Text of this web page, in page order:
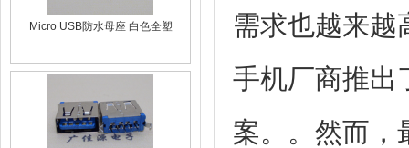
Micro USB防水母座 白色全塑
需求也越来越
手机厂商推出
案。。然而，